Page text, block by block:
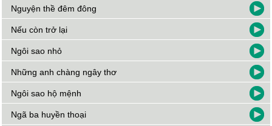
Nguyện thề đêm đông
Nếu còn trở lại
Ngôi sao nhỏ
Những anh chàng ngây thơ
Ngôi sao hộ mệnh
Ngã ba huyền thoại